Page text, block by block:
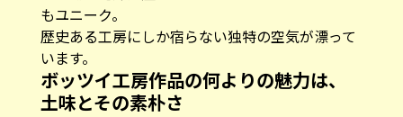
もユニーク。
歴史ある工房にしか宿らない独特の空気が漂って
います。
ボッツイ工房作品の何よりの魅力は、
土味とその素朴さ